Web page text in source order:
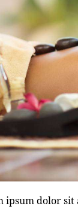
ipsum dolor sit